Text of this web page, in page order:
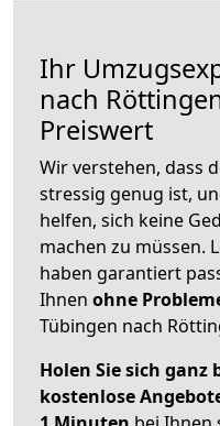
Ihr
nach
Preiswert
Wir verstehen, dass
stressig genug ist,
helfen, sich keine
machen zu müssen.
haben garantiert
Ihnen ohne
Tübingen nach
Holen Sie sich ganz
kostenlose